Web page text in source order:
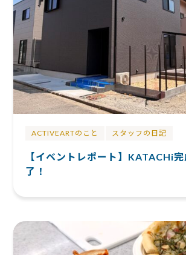
ACTIVEARTのこと スタッフの日記
【イベントレポート】KATACHi
了！